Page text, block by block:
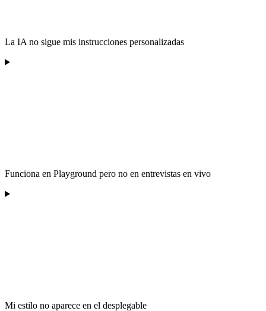
La IA no sigue mis instrucciones personalizadas
Funciona en Playground pero no en entrevistas en vivo
Mi estilo no aparece en el desplegable